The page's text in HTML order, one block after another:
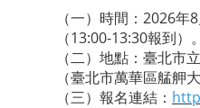
（一）時間：2026
（13:00-13:30報到）。
（二）地點：臺北市
（臺北市萬華區艋舺
（三）報名連結：